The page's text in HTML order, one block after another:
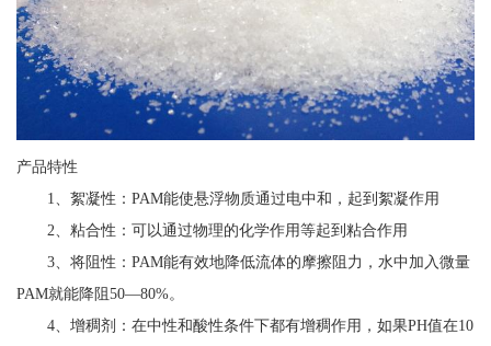
产品特性
1、絮凝性：PAM能使悬浮物质通过电中和，起到絮凝作用
2、粘合性：可以通过物理的化学作用等起到粘合作用
3、将阻性：PAM能有效地降低流体的摩擦阻力，水中加入微量
PAM就能降阻50—80%。
4、增稠剂：在中性和酸性条件下都有增稠作用，如果PH值在10